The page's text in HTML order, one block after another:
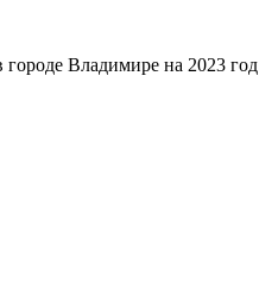
Владимире на 2023 год